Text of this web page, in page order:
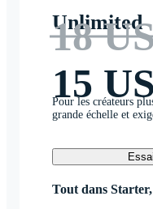
Unlimited
18
15
Pour les créateurs
grande échelle et
Tout dans